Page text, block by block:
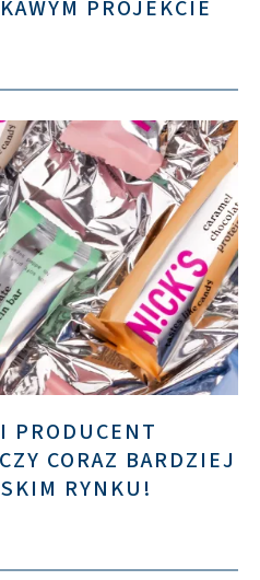
PROJEKCIE
PRODUCENT
CORAZ BARDZIEJ
RYNKU!